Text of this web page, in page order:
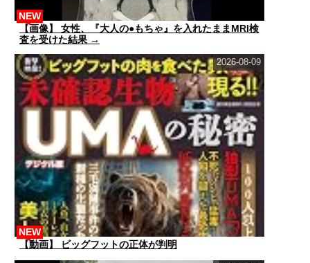
【画像】 女性、『大人の●もちゃ』を入れたままMRI検
査を受けた結果 →
NEW
【動画】 ビッグフットの正体が判明
NEW
2026-08-09